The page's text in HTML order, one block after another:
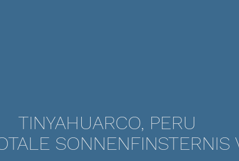
TINYAHUARCO, PERU
SONNENFINSTERNIS